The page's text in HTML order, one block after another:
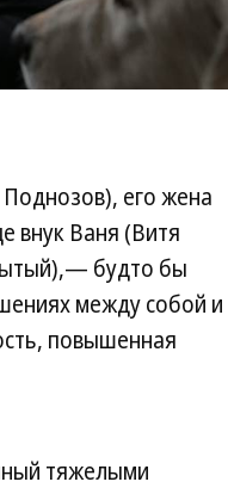
его жена
внук Ваня (Витя
будто бы
между собой и
повышенная
тяжелыми